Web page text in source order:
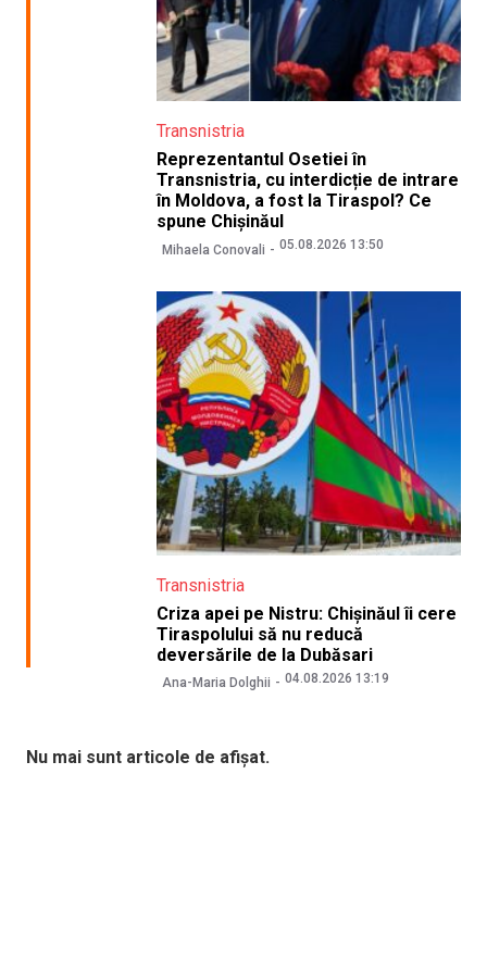
Transnistria
Reprezentantul Osetiei în
Transnistria, cu interdicție de intrare
în Moldova, a fost la Tiraspol? Ce
spune Chișinăul
Mihaela Conovali 05.08.2026 13:50
Transnistria
Criza apei pe Nistru: Chișinăul îi cere
Tiraspolului să nu reducă
deversările de la Dubăsari
Ana-Maria Dolghii 04.08.2026 13:19
Nu mai sunt articole de afișat.